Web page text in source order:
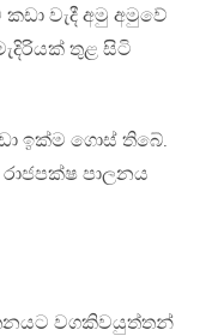
වැදී අමු අමුවේ
තුළ සිටි
ඉක්ම ගොස් තිබේ.
පාලනය
වගකිවයුත්තන්